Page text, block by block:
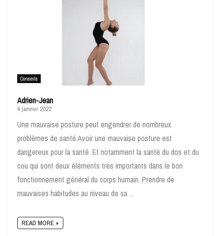
Conseils
Adrien-Jean
4 janvier 2022
Une mauvaise posture peut engendrer de nombreux
problèmes de santé Avoir une mauvaise posture est
dangereux pour la santé. Et notamment la santé du dos et du
cou qui sont deux éléments très importants dans le bon
fonctionnement général du corps humain. Prendre de
mauvaises habitudes au niveau de sa ...
READ MORE +